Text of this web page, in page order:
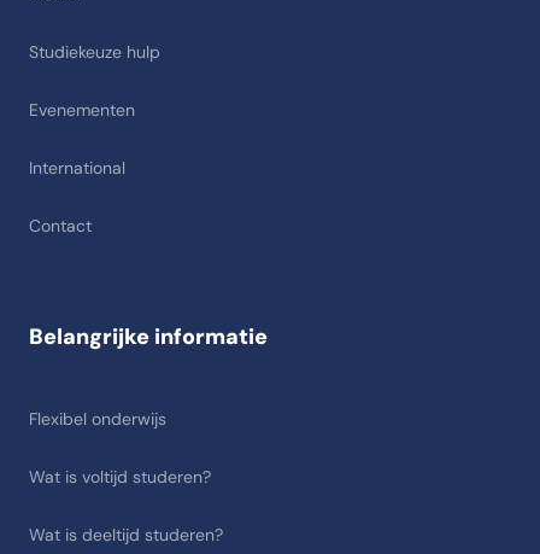
Studiekeuze hulp
Evenementen
International
Contact
Belangrijke informatie
Flexibel onderwijs
Wat is voltijd studeren?
Wat is deeltijd studeren?